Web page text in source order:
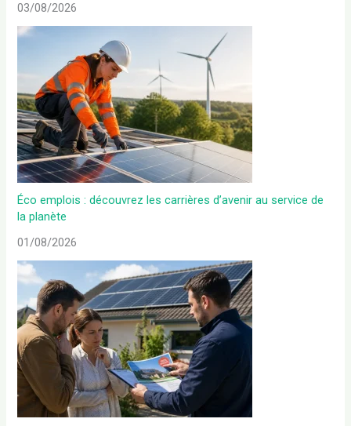
03/08/2026
Éco emplois : découvrez les carrières d’avenir au service de
la planète
01/08/2026